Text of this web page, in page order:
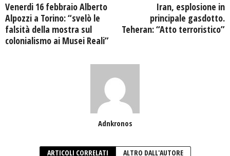
Venerdi 16 febbraio Alberto
Alpozzi a Torino: “svelò le
falsità della mostra sul
colonialismo ai Musei Reali”
Iran, esplosione in
principale gasdotto.
Teheran: “Atto terroristico”
Adnkronos
ARTICOLI CORRELATI ALTRO DALL'AUTORE